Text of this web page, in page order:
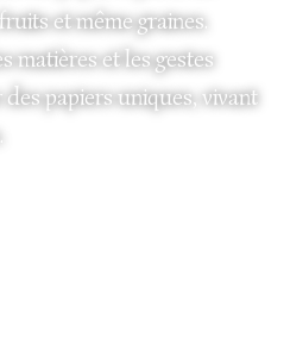
et même graines.
matières et les gestes
papiers uniques, vivant